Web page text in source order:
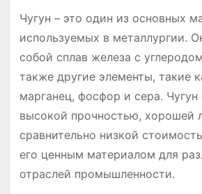
Чугун – это один из основных
используемых в металлургии.
собой сплав железа с
также другие элементы, такие
марганец, фосфор и сера. Чугун
высокой прочностью, хорошей
сравнительно низкой
его ценным материалом для
отраслей промышленности.